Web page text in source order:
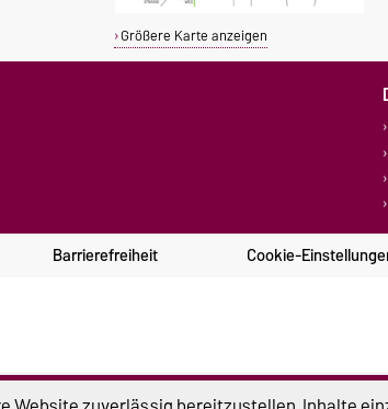
Größere Karte anzeigen
Barrierefreiheit Cookie-